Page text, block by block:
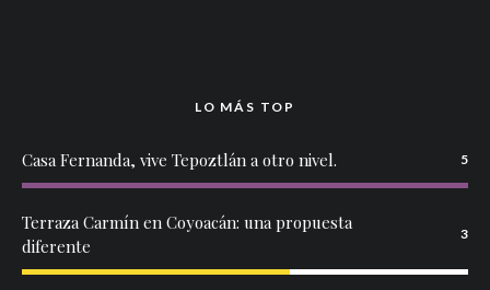
LO MÁS TOP
Casa Fernanda, vive Tepoztlán a otro nivel. 5
Terraza Carmín en Coyoacán: una propuesta
diferente
3